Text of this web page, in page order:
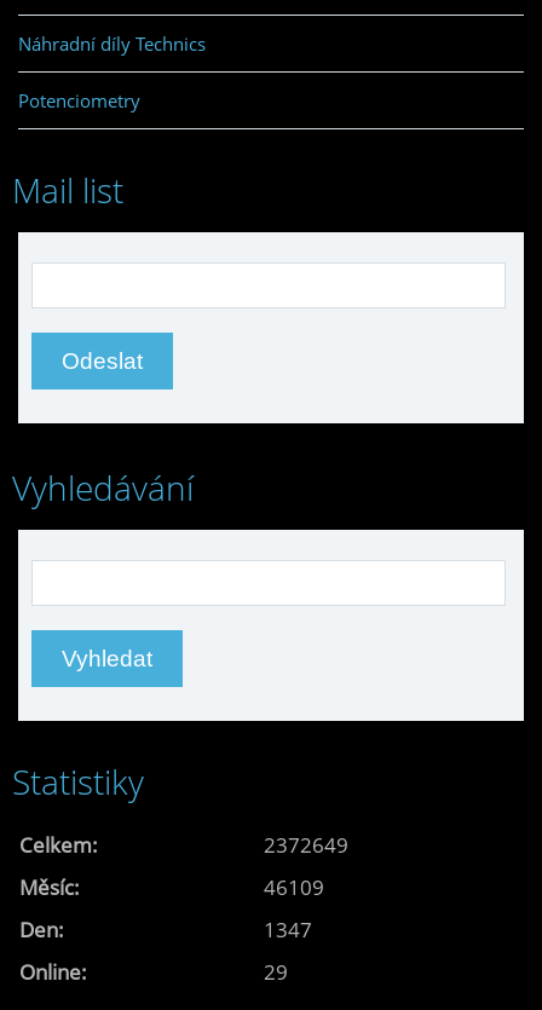
Náhradní díly Technics
Potenciometry
Mail list
Vyhledávání
Statistiky
Online: 29
Celkem:
2372649
Měsíc:
46109
Den:
1347